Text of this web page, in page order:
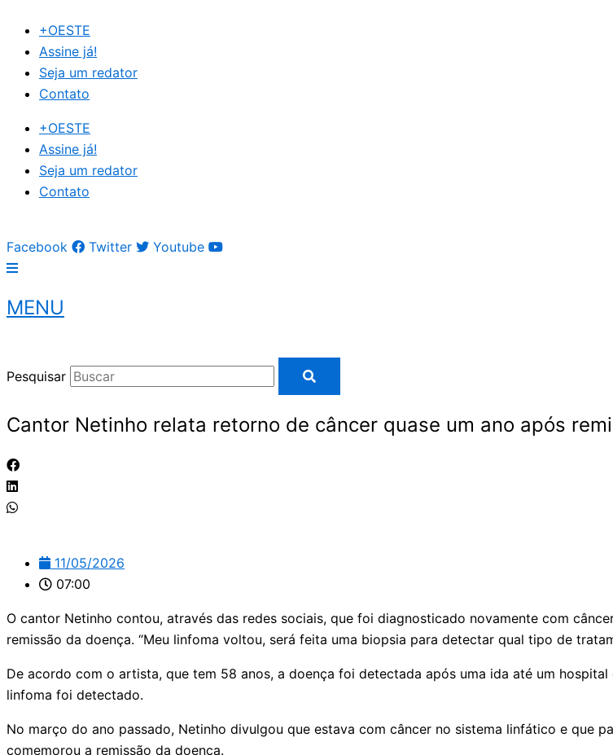
para
conteúdo
+OESTE
Assine já!
Seja um redator
Contato
+OESTE
Assine já!
Seja um redator
Contato
Facebook Twitter Youtube
MENU
Pesquisar
Cantor Netinho relata retorno de câncer quase um ano após
11/05/2026
07:00
O cantor Netinho contou, através das redes sociais, que foi diagnosticado novamente com
remissão da doença. “Meu linfoma voltou, será feita uma biopsia para detectar qual tipo de
De acordo com o artista, que tem 58 anos, a doença foi detectada após uma ida até um
linfoma foi detectado.
No março do ano passado, Netinho divulgou que estava com câncer no sistema linfático e que
comemorou a remissão da doença.